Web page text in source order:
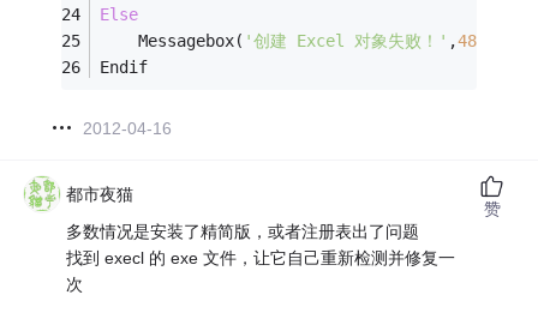
Else
	Messagebox(
'创建 Excel 对象失败！' ,48
Endif
2012-04-16
都市夜猫
多数情况是安装了精简版，或者注册表出了问题
找到 execl 的 exe 文件，让它自己重新检测并修复一
次
赞